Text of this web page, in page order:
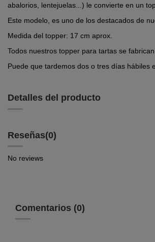
abalorios, lentejuelas...) le convierte en un
Este modelo, es uno de los destacados de
Medida del topper: 17 cm aprox.
Todos nuestros topper para tartas se
Puede que tardemos dos o tres días hábiles
Detalles del producto
Reseñas(0)
No reviews
Comentarios (0)